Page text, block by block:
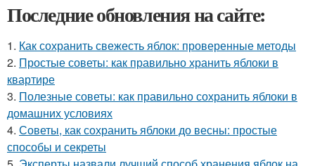
Последние обновления на сайте:
1. Как сохранить свежесть яблок: проверенные методы
2. Простые советы: как правильно хранить яблоки в
квартире
3. Полезные советы: как правильно сохранить яблоки в
домашних условиях
4. Советы, как сохранить яблоки до весны: простые
способы и секреты